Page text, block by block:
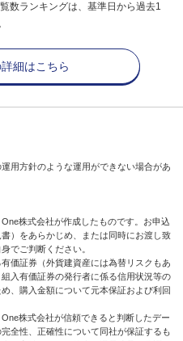
数ランキングは、基準日から過去1
細はこちら
用方針のような運用ができない場合があ
株式会社が作成したものです。お申込
）をあらかじめ、または同時にお渡し致
でご判断ください。
価証券（外貨建資産には為替リスクもあ
入有価証券の発行者に係る信用状況等の
、購入金額について元本保証および利回
株式会社が信頼できると判断したデー
全性、正確性について同社が保証するも